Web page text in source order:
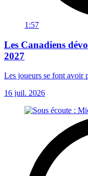
1:57
Les Canadiens
2027
Les joueurs se font avoir
16 juil. 2026